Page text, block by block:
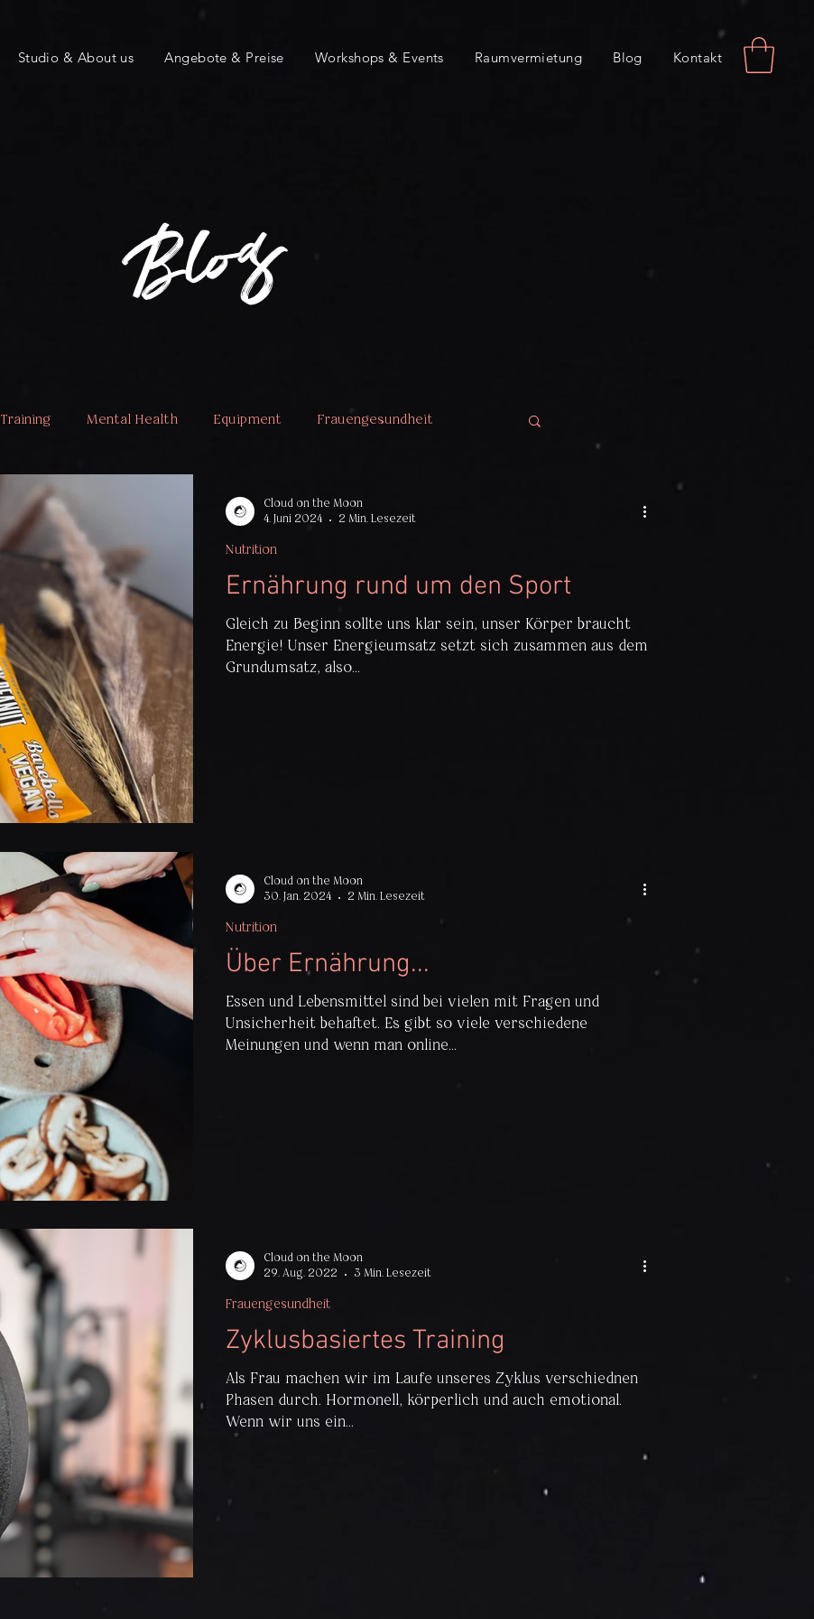
Studio & About us Angebote & Preise Workshops & Events Raumvermietung Blog Kontakt
Blog
Training Mental Health Equipment Frauengesundheit
Ernährung rund um den Sport
Gleich zu Beginn sollte uns klar sein, unser Körper braucht
Energie! Unser Energieumsatz setzt sich zusammen aus dem
Grundumsatz, also...
Nutrition
Cloud on the Moon
4. Juni 2024
2 Min. Lesezeit
Über Ernährung...
Essen und Lebensmittel sind bei vielen mit Fragen und
Unsicherheit behaftet. Es gibt so viele verschiedene
Meinungen und wenn man online...
Nutrition
Cloud on the Moon
30. Jan. 2024
2 Min. Lesezeit
Zyklusbasiertes Training
Als Frau machen wir im Laufe unseres Zyklus verschiednen
Phasen durch. Hormonell, körperlich und auch emotional.
Wenn wir uns ein...
Frauengesundheit
Cloud on the Moon
29. Aug. 2022
3 Min. Lesezeit